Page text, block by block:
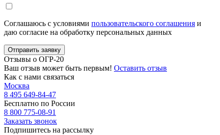
Соглашаюсь с условиями пользовательского соглашения и
даю согласие на обработку персональных данных
Отправить заявку
Отзывы о ОГР-20
Ваш отзыв может быть первым! Оставить отзыв
Как с нами связаться
Москва
8 495 649-84-47
Бесплатно по России
8 800 775-08-91
Заказать звонок
Подпишитесь на рассылку